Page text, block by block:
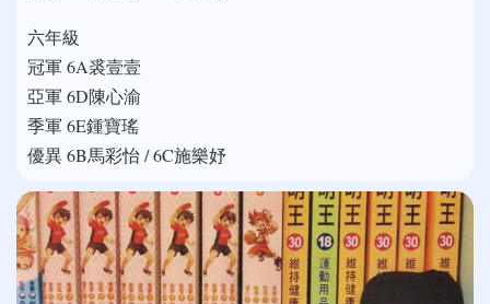
六年級
冠軍 6A裘壹壹
亞軍 6D陳心渝
季軍 6E鍾寶瑤
優異 6B馬彩怡 / 6C施樂妤